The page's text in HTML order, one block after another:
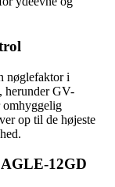
nøglefaktor i
herunder GV-
op til de højeste
12GD